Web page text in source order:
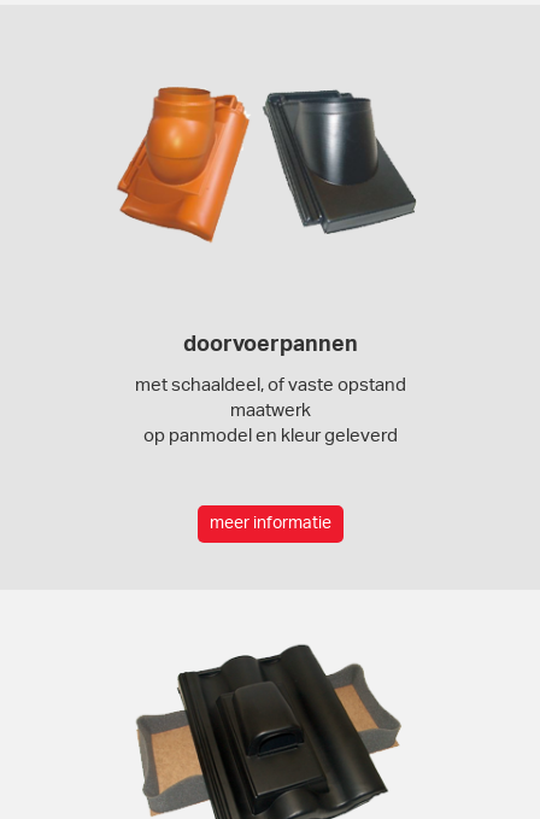
doorvoerpannen
met schaaldeel, of vaste opstand
maatwerk
op panmodel en kleur geleverd
meer informatie